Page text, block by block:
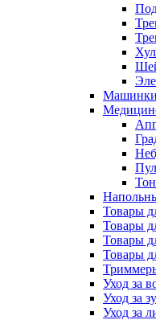
Машинки
Товары
Товары
Товары
Товары
Уход за
Уход за
Уход за